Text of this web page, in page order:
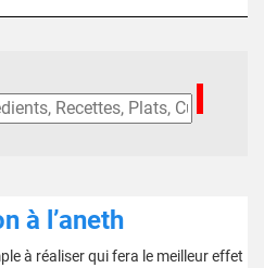
à l’aneth
à réaliser qui fera le meilleur effet